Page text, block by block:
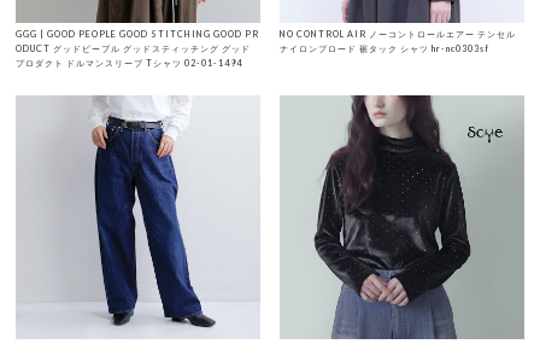
GGG | GOOD PEOPLE GOOD STITCHING GOOD PR
ODUCT グッドピープル グッドスティッチング グッド
プロダクト ドルマンスリーブ Tシャツ 02-01-1494
NO CONTROL AIR ノーコントロールエアー テンセル
ナイロンブロード 裾タック シャツ hr-nc0303sf